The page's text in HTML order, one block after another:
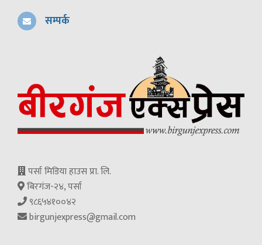
सम्पर्क
पर्सा मिडिया हाउस प्रा. लि.
बिरगंज-२४, पर्सा
९८६५४१००४२
birgunjexpress@gmail.com